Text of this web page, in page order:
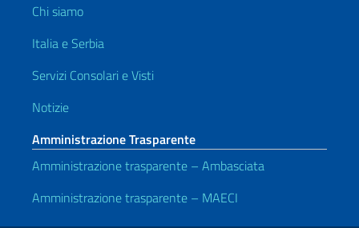
Chi siamo
Italia e Serbia
Servizi Consolari e Visti
Notizie
Amministrazione Trasparente
Amministrazione trasparente – Ambasciata
Amministrazione trasparente – MAECI